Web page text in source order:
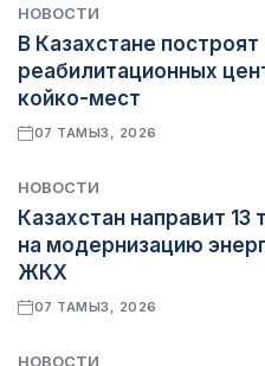
НОВОСТИ
В Казахстане построят
реабилитационных
койко-мест
07 ТАМЫЗ, 2026
НОВОСТИ
Казахстан направит 13
на модернизацию
ЖКХ
07 ТАМЫЗ, 2026
НОВОСТИ